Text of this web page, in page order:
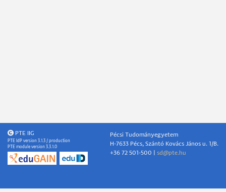
PTE IIG
PTE IdP version 3.1.3 / production
PTE module version 3.3.1.0
Pécsi Tudományegyetem
H-7633 Pécs, Szántó Kovács János u. 1/B.
+36 72 501-500 | sd@pte.hu